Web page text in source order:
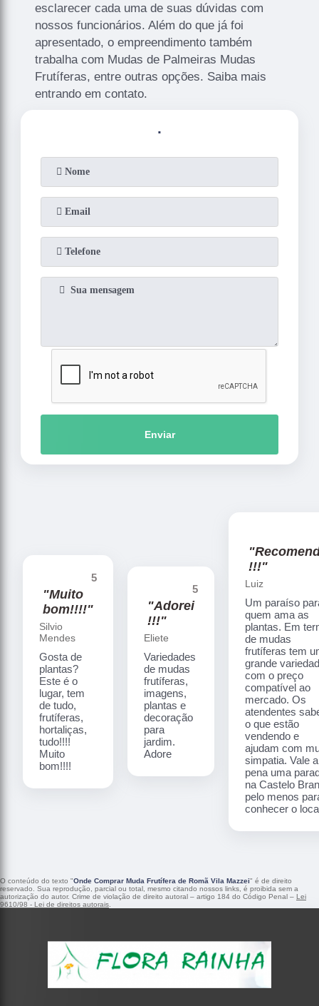
esclarecer cada uma de suas dúvidas com
nossos funcionários. Além do que já foi
apresentado, o empreendimento também
trabalha com Mudas de Palmeiras Mudas
Frutíferas, entre outras opções. Saiba mais
entrando em contato.
.
Enviar
5
"Muito
bom!!!!"
Silvio
Mendes
Gosta de
plantas?
Este é o
lugar, tem
de tudo,
frutíferas,
hortaliças,
tudo!!!!
Muito
bom!!!!
5
"Adorei
!!!"
Eliete
Variedades
de mudas
frutíferas,
imagens,
plantas e
decoração
para
jardim.
Adore
!!!"
Luiz
Um paraíso
quem ama as
plantas. Em
de mudas
frutíferas tem
grande
com o preço
compatível ao
mercado. Os
atendentes
o que estão
vendendo e
ajudam com
simpatia. Vale a
pena uma
na Castelo
pelo menos
conhecer o
O conteúdo do texto "Onde Comprar Muda Frutífera de Romã Vila Mazzei" é de direito
reservado. Sua reprodução, parcial ou total, mesmo citando nossos links, é proibida sem a
autorização do autor. Crime de violação de direito autoral – artigo 184 do Código Penal – Lei
9610/98 - Lei de direitos autorais